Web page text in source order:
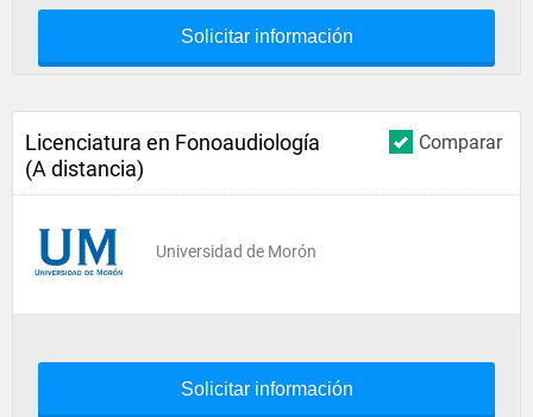
Solicitar información
Comparar
Licenciatura en Fonoaudiología
(A distancia)
Universidad de Morón
Solicitar información